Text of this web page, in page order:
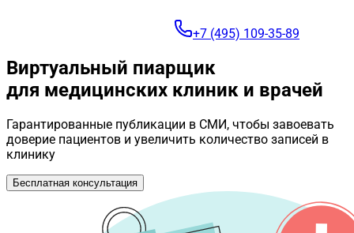
+7 (495) 109-35-89
Виртуальный пиарщик
для медицинских клиник и врачей
Гарантированные публикации в СМИ, чтобы завоевать
доверие пациентов и увеличить количество записей в
клинику
Бесплатная консультация